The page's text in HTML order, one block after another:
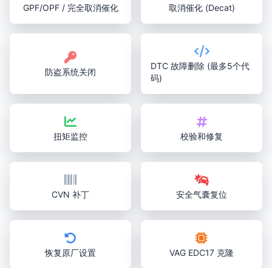
GPF/OPF / 完全取消催化 取消催化 (Decat)
防盗系统关闭
DTC 故障删除 (最多5个代
码)
扭矩监控 校验和修复
CVN 补丁 安全气囊复位
恢复原厂设置 VAG EDC17 克隆